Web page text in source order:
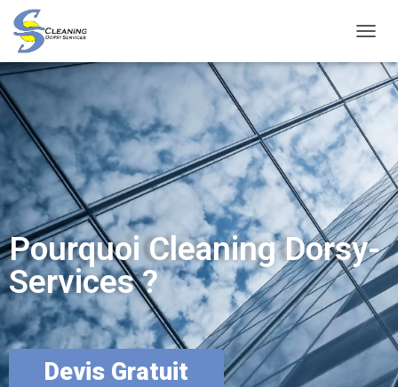
É
L
I
R
N
A
V
I
G
A
T
N
Pourquoi Cleaning Dorsy-
Services ?
Devis Gratuit